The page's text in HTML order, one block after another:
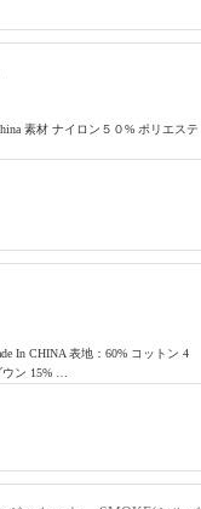
素材 ナイロン５０% ポリエステ
In CHINA 表地：60% コットン 4
ン 15% …